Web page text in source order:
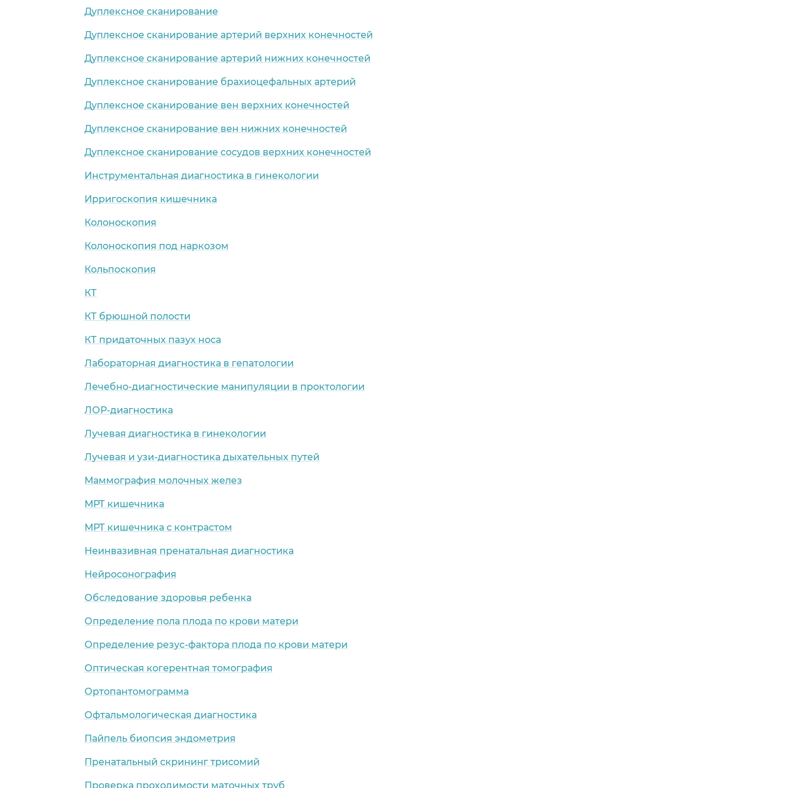
Дуплексное сканирование
Дуплексное сканирование артерий верхних конечностей
Дуплексное сканирование артерий нижних конечностей
Дуплексное сканирование брахиоцефальных артерий
Дуплексное сканирование вен верхних конечностей
Дуплексное сканирование вен нижних конечностей
Дуплексное сканирование сосудов верхних конечностей
Инструментальная диагностика в гинекологии
Ирригоскопия кишечника
Колоноскопия
Колоноскопия под наркозом
Кольпоскопия
КТ
КТ брюшной полости
КТ придаточных пазух носа
Лабораторная диагностика в гепатологии
Лечебно-диагностические манипуляции в проктологии
ЛОР-диагностика
Лучевая диагностика в гинекологии
Лучевая и узи-диагностика дыхательных путей
Маммография молочных желез
МРТ кишечника
МРТ кишечника с контрастом
Неинвазивная пренатальная диагностика
Нейросонография
Обследование здоровья ребенка
Определение пола плода по крови матери
Определение резус-фактора плода по крови матери
Оптическая когерентная томография
Ортопантомограмма
Офтальмологическая диагностика
Пайпель биопсия эндометрия
Пренатальный скрининг трисомий
Проверка проходимости маточных труб